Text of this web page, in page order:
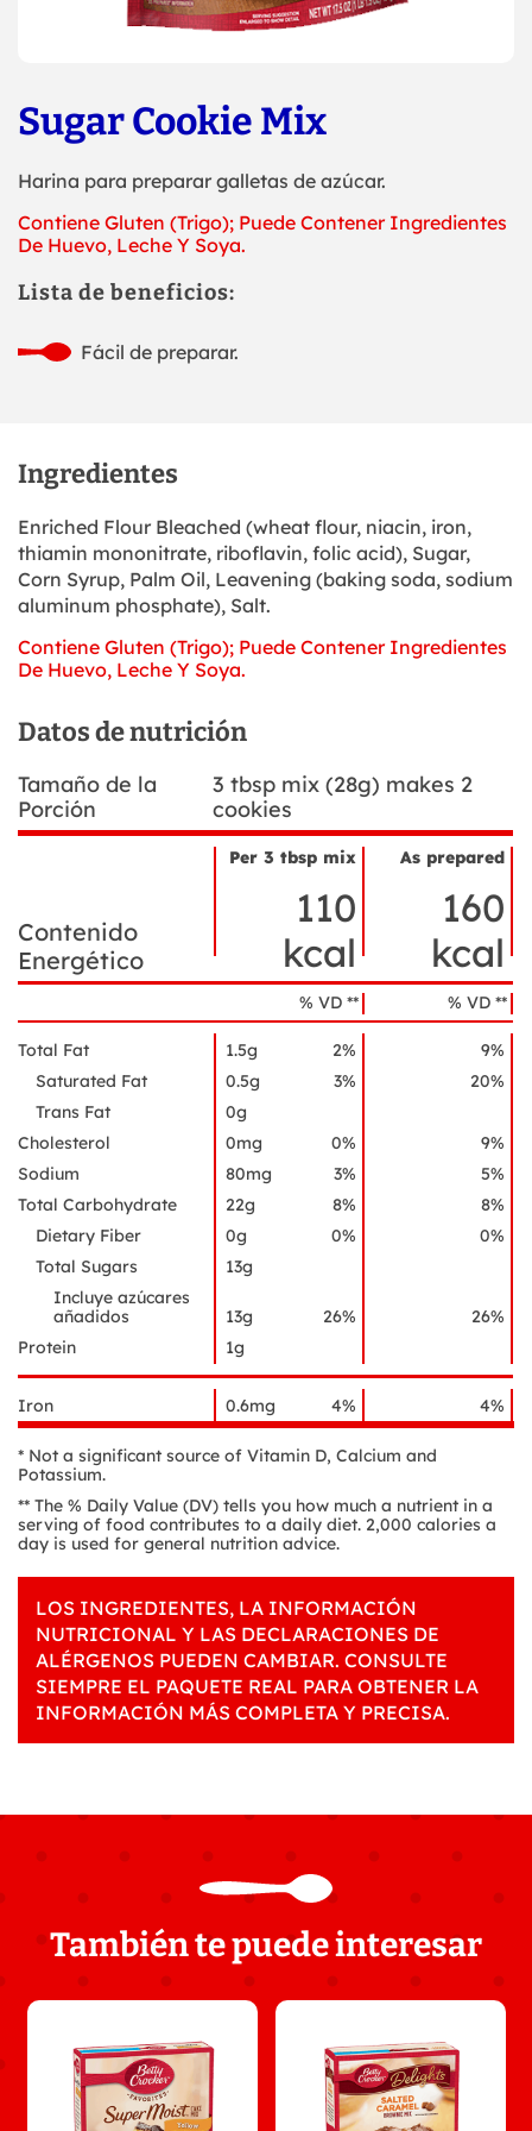
Sugar Cookie Mix
Harina para preparar galletas de azúcar.
Contiene Gluten (Trigo); Puede Contener Ingredientes
De Huevo, Leche Y Soya.
Lista de beneficios:
Fácil de preparar.
Ingredientes
Enriched Flour Bleached (wheat flour, niacin, iron,
thiamin mononitrate, riboflavin, folic acid), Sugar,
Corn Syrup, Palm Oil, Leavening (baking soda, sodium
aluminum phosphate), Salt.
Contiene Gluten (Trigo); Puede Contener Ingredientes
De Huevo, Leche Y Soya.
Datos de nutrición
Tamaño de la
Porción
3 tbsp mix (28g) makes 2
cookies
nutrición
ingrediente
Per 3 tbsp mix As prepared
Contenido
Energético
110
kcal
160
kcal
% VD ** % VD **
Total Fat 1.5g 2%
9%
Saturated Fat
0.5g 3%
20%
Trans Fat
0g
Cholesterol
0mg 0%
9%
Sodium
80mg 3%
5%
Total Carbohydrate
22g 8%
8%
Dietary Fiber
0g 0%
0%
Total Sugars
13g
Incluye azúcares
añadidos
13g 26%
26%
Protein
1g
Iron 0.6mg 4% 4%
* Not a significant source of Vitamin D, Calcium and
Potassium.
** The % Daily Value (DV) tells you how much a nutrient in a
serving of food contributes to a daily diet. 2,000 calories a
day is used for general nutrition advice.
LOS INGREDIENTES, LA INFORMACIÓN
NUTRICIONAL Y LAS DECLARACIONES DE
ALÉRGENOS PUEDEN CAMBIAR. CONSULTE
SIEMPRE EL PAQUETE REAL PARA OBTENER LA
INFORMACIÓN MÁS COMPLETA Y PRECISA.
También te puede interesar